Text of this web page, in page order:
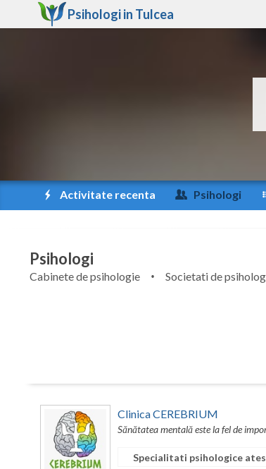
Psihologi in Tulcea
Activitate recenta Psihologi
Psihologi
Cabinete de psihologie Societati de
Clinica CEREBRIUM
Sănătatea mentală este la fel de
Specialitati psihologice